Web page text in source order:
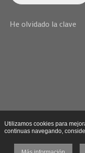
He olvidado la clave
Utilizamos cookies para
continuas navegando,